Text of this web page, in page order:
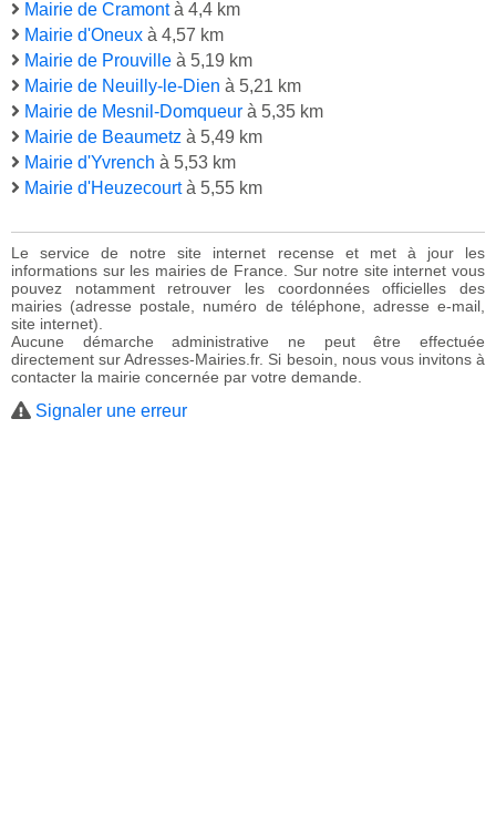
Mairie de Cramontà 4,4 km
Mairie d'Oneux à 4,57 km
Mairie de Prouville à 5,19 km
Mairie de Neuilly-le-Dien à 5,21 km
Mairie de Mesnil-Domqueur à 5,35 km
Mairie de Beaumetz à 5,49 km
Mairie d'Yvrench à 5,53 km
Mairie d'Heuzecourtà 5,55 km
Le service de notre site internet recense et met à jour les
informations sur les mairies de France. Sur notre site internet vous
pouvez notamment retrouver les coordonnées officielles des
mairies (adresse postale, numéro de téléphone, adresse e-mail,
site internet).
Aucune démarche administrative ne peut être effectuée
directement sur Adresses-Mairies.fr. Si besoin, nous vous invitons à
contacter la mairie concernée par votre demande.
Signaler une erreur